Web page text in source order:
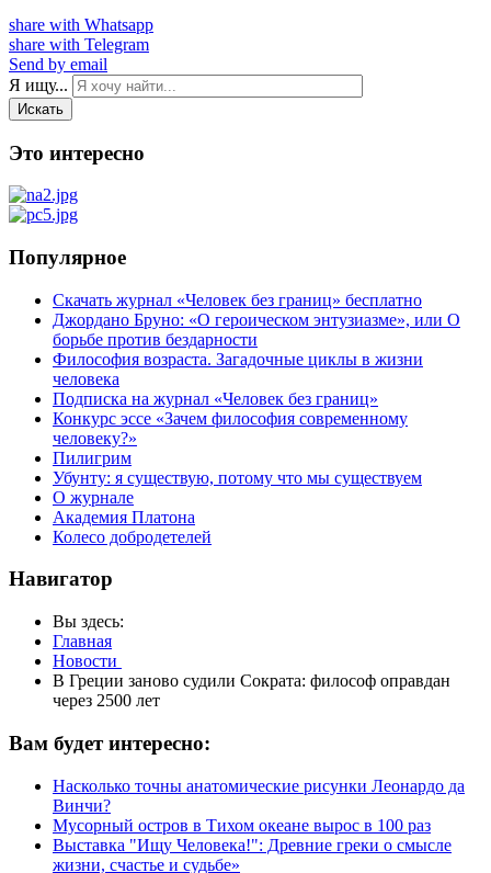
share with Whatsapp
share with Telegram
Send by email
Я ищу...
Искать
Это интересно
Популярное
Скачать журнал «Человек без границ» бесплатно
Джордано Бруно: «О героическом энтузиазме», или О
борьбе против бездарности
Философия возраста. Загадочные циклы в жизни
человека
Подписка на журнал «Человек без границ»
Конкурс эссе «Зачем философия современному
человеку?»
Пилигрим
Убунту: я существую, потому что мы существуем
О журнале
Академия Платона
Колесо добродетелей
Навигатор
Вы здесь:
Главная
Новости
В Греции заново судили Сократа: философ оправдан
через 2500 лет
Вам будет интересно:
Насколько точны анатомические рисунки Леонардо да
Винчи?
Мусорный остров в Тихом океане вырос в 100 раз
Выставка "Ищу Человека!": Древние греки о смысле
жизни, счастье и судьбе»